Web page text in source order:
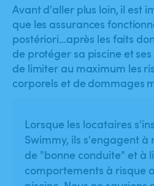
Avant d'aller plus loin, il est
que les assurances
postériori...après les faits
de protéger sa piscine et
de limiter au maximum les
corporels et de dommages
Lorsque les locataires
Swimmy, ils s'engagent à
de "bonne conduite" et à
comportements à risque